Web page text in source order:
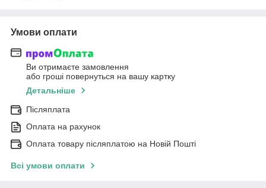
Умови оплати
Ви отримаєте замовлення
або гроші повернуться на вашу картку
Детальніше
Післяплата
Оплата на рахунок
Оплата товару післяплатою на Новій Пошті
Всі умови оплати